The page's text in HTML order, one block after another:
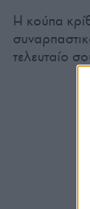
Η κούπα
τελευταίο